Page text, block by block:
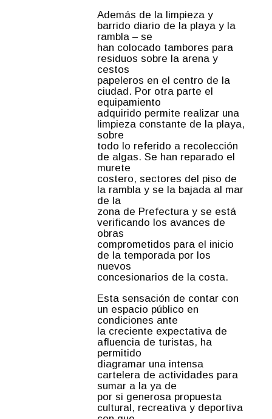
Además de la limpieza y
barrido diario de la playa y la
rambla – se
han colocado tambores para
residuos sobre la arena y
cestos
papeleros en el centro de la
ciudad. Por otra parte el
equipamiento
adquirido permite realizar una
limpieza constante de la playa,
sobre
todo lo referido a recolección
de algas. Se han reparado el
murete
costero, sectores del piso de
la rambla y se la bajada al mar
de la
zona de Prefectura y se está
verificando los avances de
obras
comprometidos para el inicio
de la temporada por los
nuevos
concesionarios de la costa.
Esta sensación de contar con
un espacio público en
condiciones ante
la creciente expectativa de
afluencia de turistas, ha
permitido
diagramar una intensa
cartelera de actividades para
sumar a la ya de
por si generosa propuesta
cultural, recreativa y deportiva